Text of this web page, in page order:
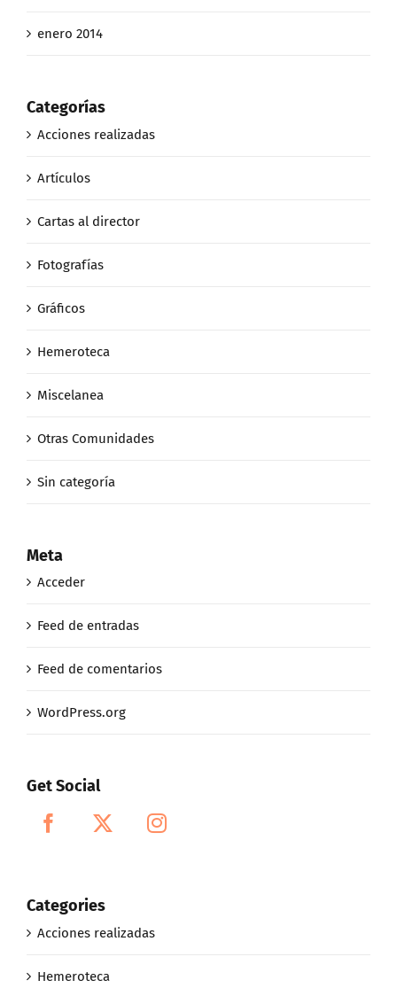
enero 2014
Categorías
Acciones realizadas
Artículos
Cartas al director
Fotografías
Gráficos
Hemeroteca
Miscelanea
Otras Comunidades
Sin categoría
Meta
Acceder
Feed de entradas
Feed de comentarios
WordPress.org
Get Social
Categories
Acciones realizadas
Hemeroteca